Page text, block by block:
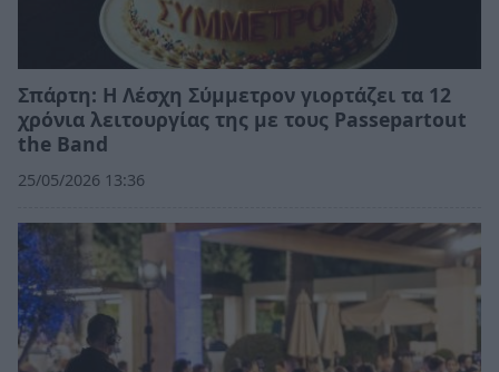
Σπάρτη: Η Λέσχη Σύμμετρον γιορτάζει τα 12
χρόνια λειτουργίας της με τους Passepartout
the Band
25/05/2026 13:36